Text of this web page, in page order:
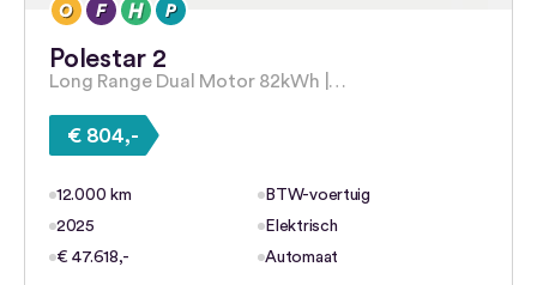
Polestar 2
Long Range Dual Motor 82kWh |…
€ 804,-
12.000 km
BTW-voertuig
2025
Elektrisch
€ 47.618,-
Automaat